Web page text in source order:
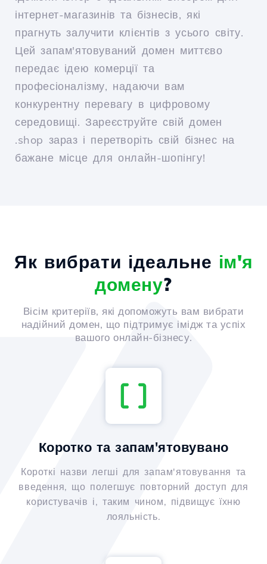
інтернет-магазинів та бізнесів, які
прагнуть залучити клієнтів з усього світу.
Цей запам'ятовуваний домен миттєво
передає ідею комерції та
професіоналізму, надаючи вам
конкурентну перевагу в цифровому
середовищі. Зареєструйте свій домен
.shop зараз і перетворіть свій бізнес на
бажане місце для онлайн-шопінгу!
Як вибрати ідеальне ім'я
домену?
Вісім критеріїв, які допоможуть вам вибрати
надійний домен, що підтримує імідж та успіх
вашого онлайн-бізнесу.
Коротко та запам'ятовувано
Короткі назви легші для запам'ятовування та
введення, що полегшує повторний доступ для
користувачів і, таким чином, підвищує їхню
лояльність.